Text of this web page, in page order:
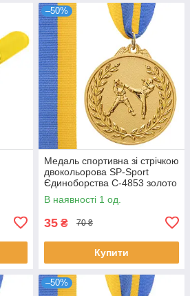
–50%
Медаль спортивна зі стрічкою
двокольорова SP-Sport
Єдиноборства C-4853 золото
В наявності 1 од.
35 ₴ 70 ₴
Купити
–50%